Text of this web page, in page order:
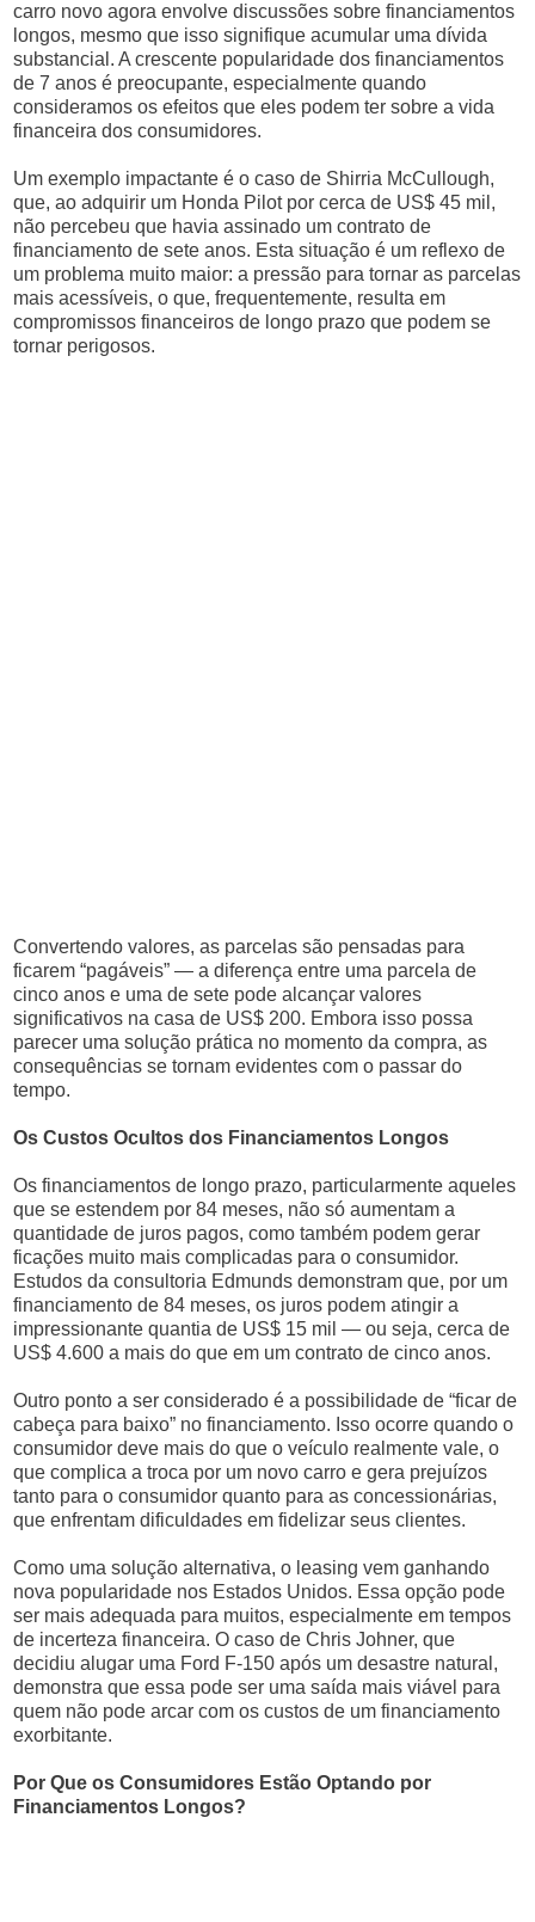
carro novo agora envolve discussões sobre financiamentos
longos, mesmo que isso signifique acumular uma dívida
substancial. A crescente popularidade dos financiamentos
de 7 anos é preocupante, especialmente quando
consideramos os efeitos que eles podem ter sobre a vida
financeira dos consumidores.
Um exemplo impactante é o caso de Shirria McCullough,
que, ao adquirir um Honda Pilot por cerca de US$ 45 mil,
não percebeu que havia assinado um contrato de
financiamento de sete anos. Esta situação é um reflexo de
um problema muito maior: a pressão para tornar as parcelas
mais acessíveis, o que, frequentemente, resulta em
compromissos financeiros de longo prazo que podem se
tornar perigosos.
Convertendo valores, as parcelas são pensadas para
ficarem “pagáveis” — a diferença entre uma parcela de
cinco anos e uma de sete pode alcançar valores
significativos na casa de US$ 200. Embora isso possa
parecer uma solução prática no momento da compra, as
consequências se tornam evidentes com o passar do
tempo.
Os Custos Ocultos dos Financiamentos Longos
Os financiamentos de longo prazo, particularmente aqueles
que se estendem por 84 meses, não só aumentam a
quantidade de juros pagos, como também podem gerar
ficações muito mais complicadas para o consumidor.
Estudos da consultoria Edmunds demonstram que, por um
financiamento de 84 meses, os juros podem atingir a
impressionante quantia de US$ 15 mil — ou seja, cerca de
US$ 4.600 a mais do que em um contrato de cinco anos.
Outro ponto a ser considerado é a possibilidade de “ficar de
cabeça para baixo” no financiamento. Isso ocorre quando o
consumidor deve mais do que o veículo realmente vale, o
que complica a troca por um novo carro e gera prejuízos
tanto para o consumidor quanto para as concessionárias,
que enfrentam dificuldades em fidelizar seus clientes.
Como uma solução alternativa, o leasing vem ganhando
nova popularidade nos Estados Unidos. Essa opção pode
ser mais adequada para muitos, especialmente em tempos
de incerteza financeira. O caso de Chris Johner, que
decidiu alugar uma Ford F-150 após um desastre natural,
demonstra que essa pode ser uma saída mais viável para
quem não pode arcar com os custos de um financiamento
exorbitante.
Por Que os Consumidores Estão Optando por
Financiamentos Longos?